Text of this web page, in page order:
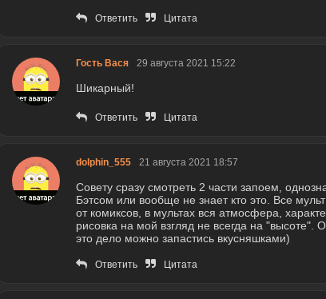
Ответить Цитата
Гость Вася 29 августа 2021 15:22
Шикарный!
Ответить Цитата
dolphin_555 21 августа 2021 18:57
Совету сразу смотреть 2 части запоем,
Бэтсом или вообще не знает кто это. Все
от комиксов, в мультах вся атмосфера,
рисовка на мой взгляд не всегда на
это дело можно запастись вкусняшками)
Ответить Цитата